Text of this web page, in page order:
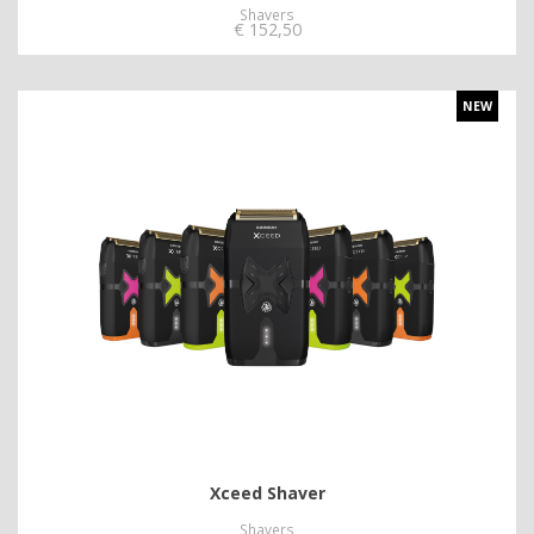
Shavers
€ 152,50
NEW
Xceed Shaver
Shavers